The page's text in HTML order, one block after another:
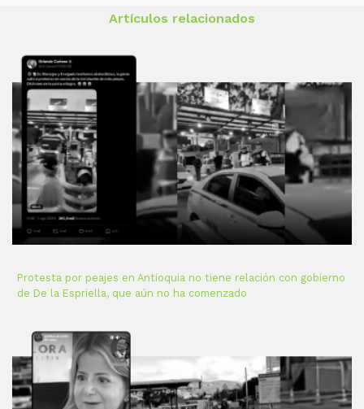
Artículos relacionados
Protesta por peajes en Antioquia no tiene relación con gobierno
de De la Espriella, que aún no ha comenzado